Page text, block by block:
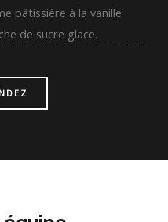
pâtissière à la vanille
de sucre glace.